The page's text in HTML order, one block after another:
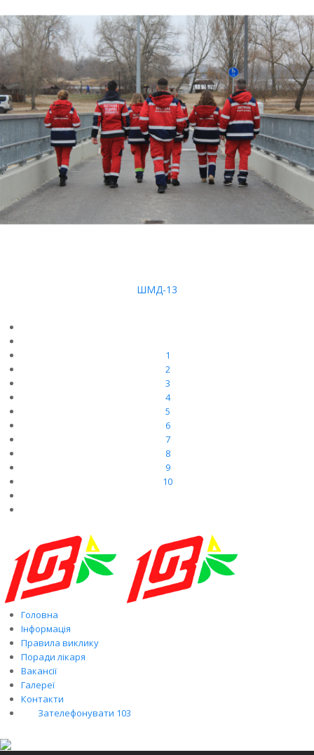
ШМД-13
1
2
3
4
5
6
7
8
9
10
Головна
Інформація
Правила виклику
Поради лікаря
Вакансії
Галереї
Контакти
Зателефонувати 103